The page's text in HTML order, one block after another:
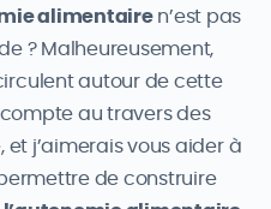
alimentairen’est pas
? Malheureusement,
autour de cette
compte au travers des
j’aimerais vous aider à
de construire